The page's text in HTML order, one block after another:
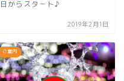
日からスタ－ト♪
2019年2月1日
ご案内